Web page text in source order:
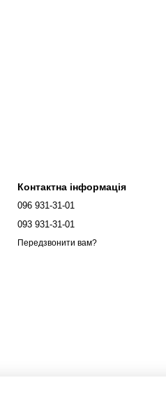
Контактна інформація
096 931-31-01
093 931-31-01
Передзвонити вам?